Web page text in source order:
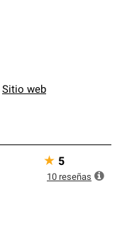
Sitio web
★ 5
10 reseñas